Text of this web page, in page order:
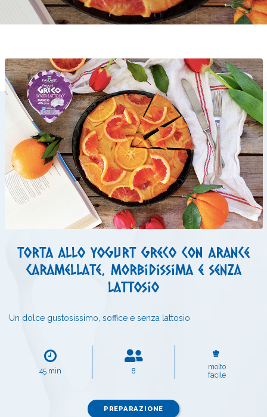
Torta allo yogurt greco con arance
caramellate, morbidissima e senza
lattosio
Un dolce gustosissimo, soffice e senza lattosio
45 min 8
molto
facile
PREPARAZIONE